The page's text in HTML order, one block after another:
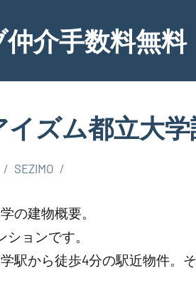
介手数料無料
ズム都立大
SEZIMO
の建物概要。
ョンです。
駅から徒歩4分の駅近物件。